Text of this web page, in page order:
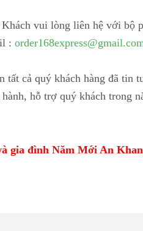
vui lòng liên hệ với bộ
:
tất cả quý khách hàng đã tin
hỗ trợ quý khách trong
gia đình Năm Mới An